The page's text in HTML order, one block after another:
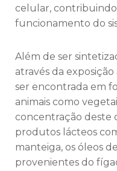
celular,
funcionamento do
Além de ser
através da
ser encontrada em
animais como
concentração deste
produtos lácteos
manteiga, os óleos
provenientes do